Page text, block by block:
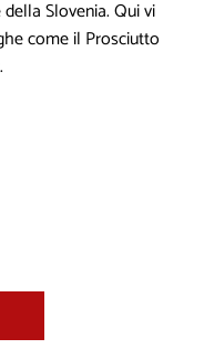
Slovenia. Qui vi
come il Prosciutto